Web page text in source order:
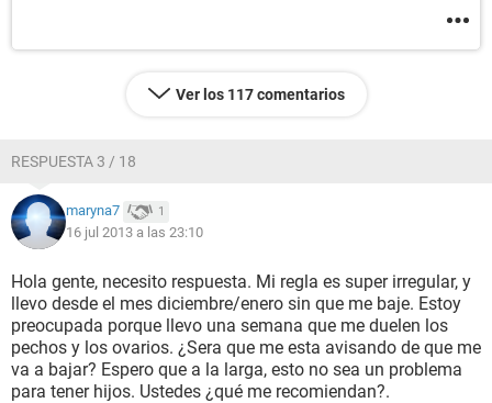
Ver los 117 comentarios
RESPUESTA 3 / 18
maryna7 1
16 jul 2013 a las 23:10
Hola gente, necesito respuesta. Mi regla es super irregular, y
llevo desde el mes diciembre/enero sin que me baje. Estoy
preocupada porque llevo una semana que me duelen los
pechos y los ovarios. ¿Sera que me esta avisando de que me
va a bajar? Espero que a la larga, esto no sea un problema
para tener hijos. Ustedes ¿qué me recomiendan?.